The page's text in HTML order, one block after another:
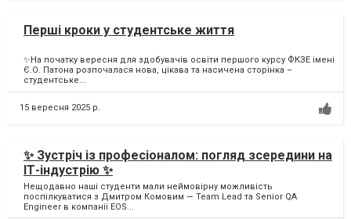
Перші кроки у студентське життя
✨На початку вересня для здобувачів освіти першого курсу ФКЗЕ імені
Є.О. Патона розпочалася нова, цікава та насичена сторінка –
студентське...
15 вересня 2025 р.
✨ Зустріч із професіоналом: погляд зсередини на
ІТ-індустрію ✨
Нещодавно наші студенти мали неймовірну можливість
поспілкуватися з Дмитром Комовим — Team Lead та Senior QA
Engineer в компанії EOS...